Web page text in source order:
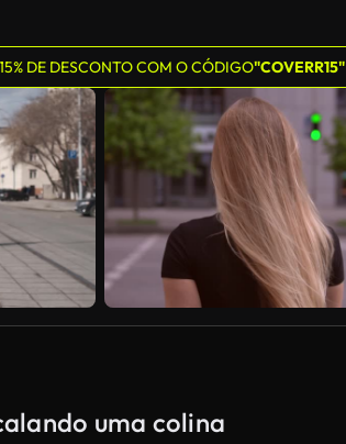
DE DESCONTO COM O CÓDIGO"COVERR15"
uma colina